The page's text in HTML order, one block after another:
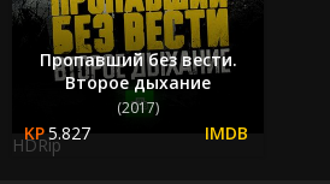
Пропавший без вести.
Второе дыхание
(2017)
5.827
HDRip